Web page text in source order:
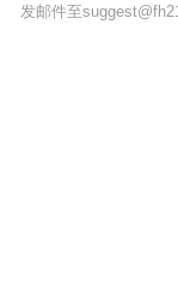
发邮件至